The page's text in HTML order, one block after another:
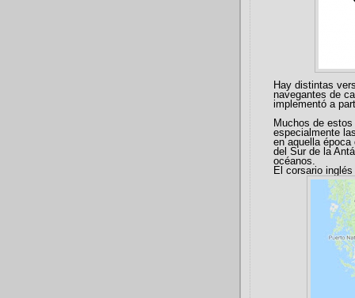
Hay distintas
navegantes de
implementó a
Muchos de
especialmente
en aquella
del Sur de la
océanos.
El corsario